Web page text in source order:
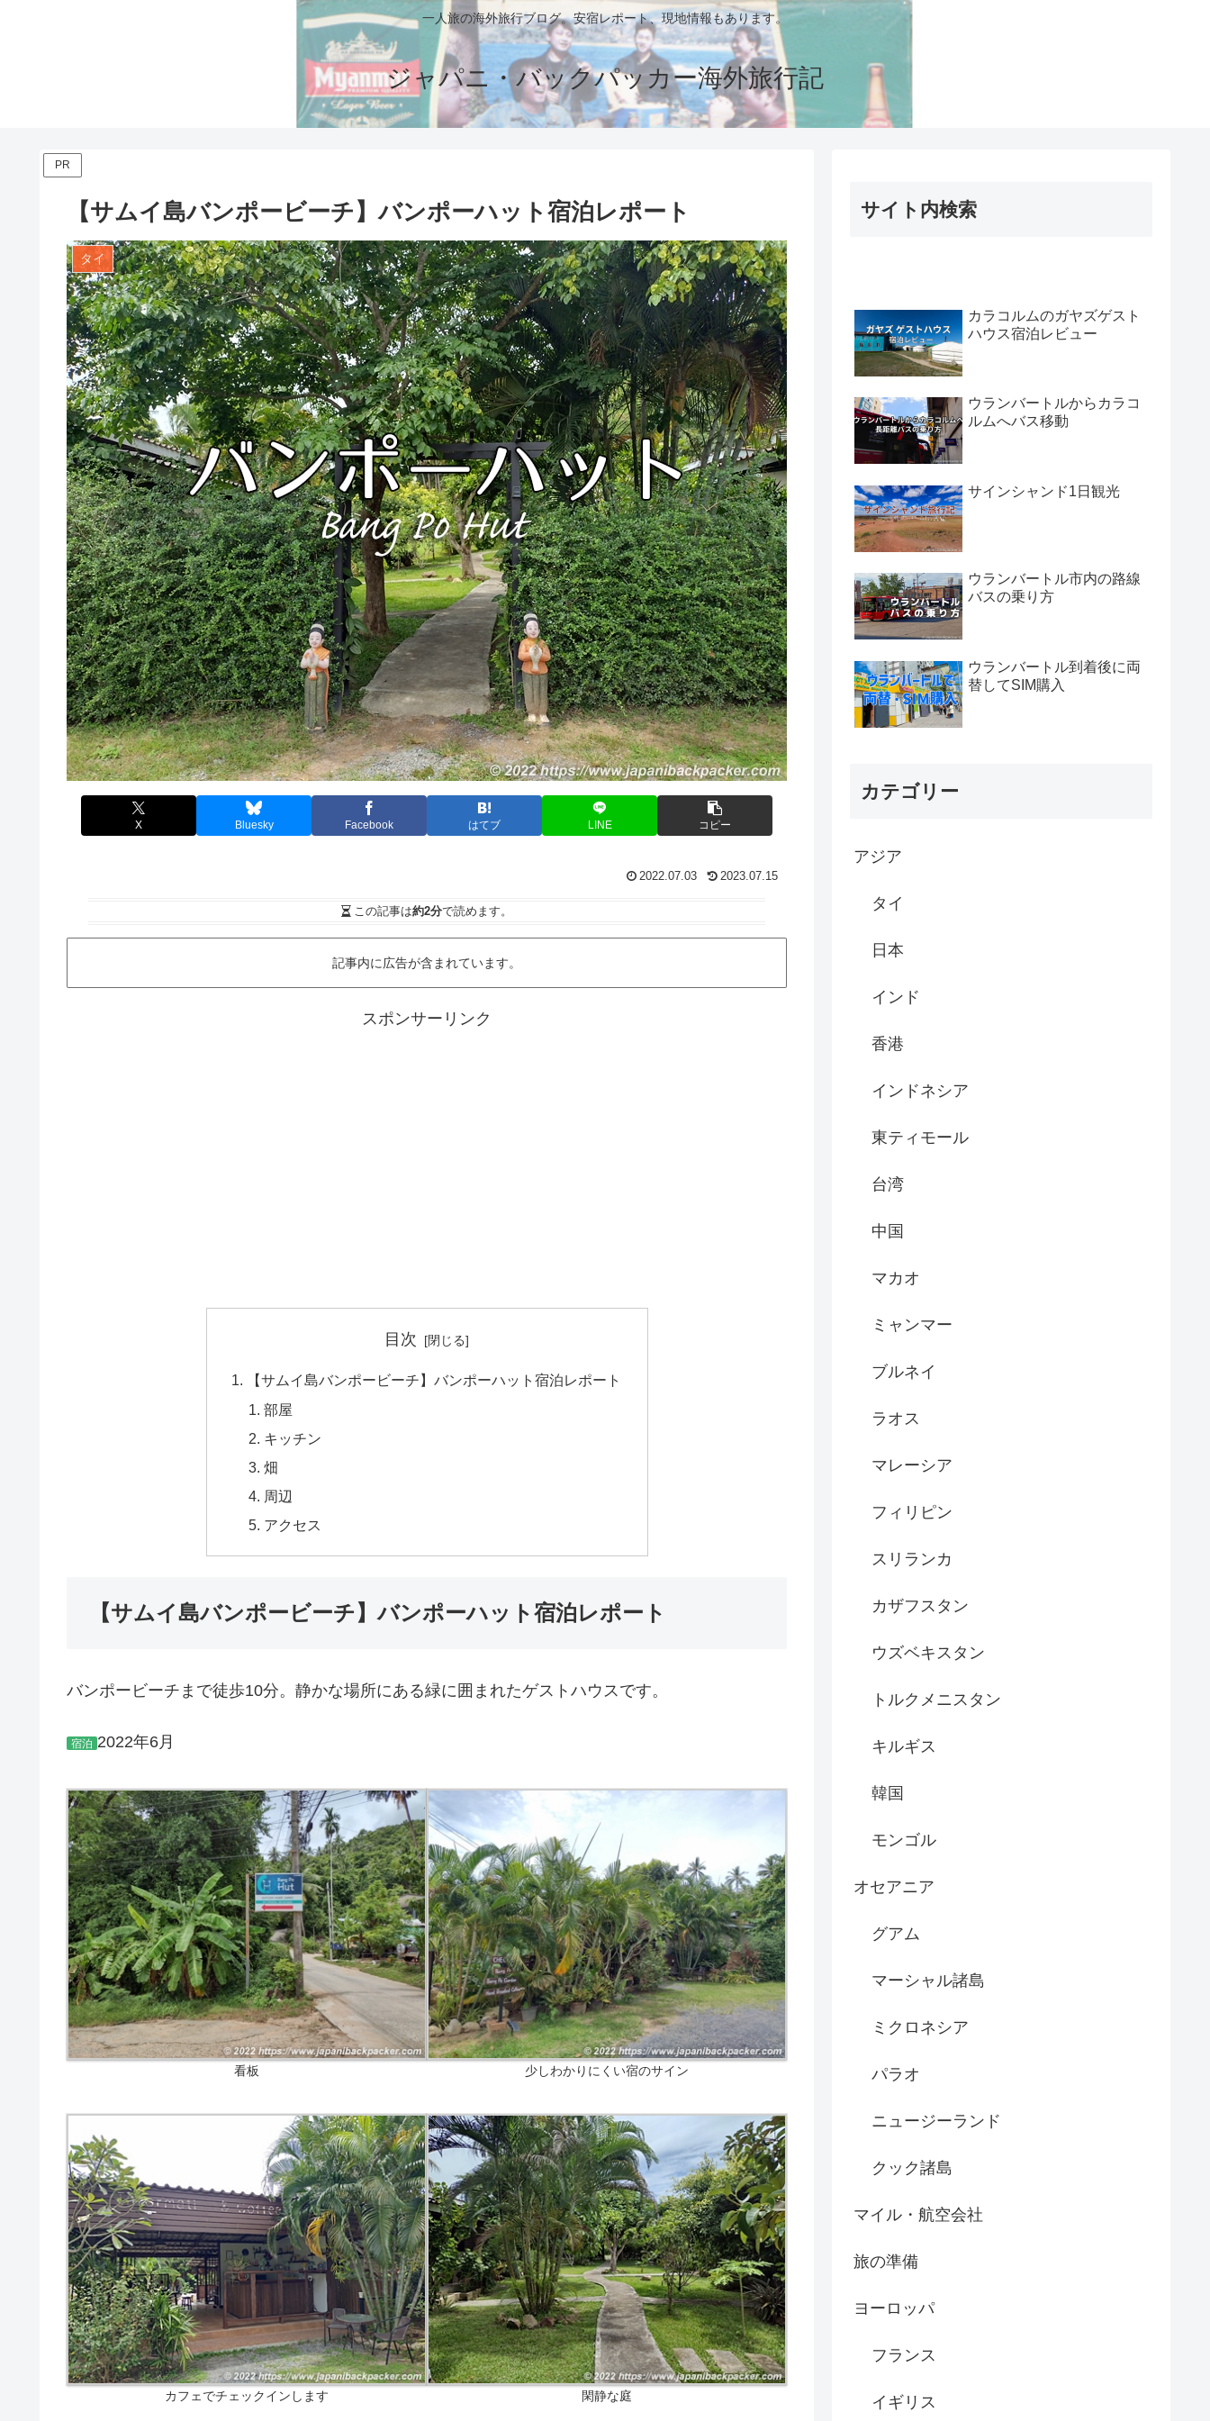
一人旅の海外旅行ブログ。安宿レポート、現地情報もあります。
ジャパニ・バックパッカー海外旅行記
PR
【サムイ島バンポービーチ】バンポーハット宿泊レポート
タイ
X Bluesky Facebook はてブ LINE コピー
2022.07.03 2023.07.15
この記事は約2分で読めます。
記事内に広告が含まれています。
スポンサーリンク
目次
【サムイ島バンポービーチ】バンポーハット宿泊レポート
部屋
キッチン
畑
周辺
アクセス
【サムイ島バンポービーチ】バンポーハット宿泊レポート
バンポービーチまで徒歩10分。静かな場所にある緑に囲まれたゲストハウスです。
宿泊 2022年6月
看板 少しわかりにくい宿のサイン
カフェでチェックインします 閑静な庭
サイト内検索
カラコルムのガヤズゲスト
ハウス宿泊レビュー
ウランバートルからカラコ
ルムへバス移動
サインシャンド1日観光
ウランバートル市内の路線
バスの乗り方
ウランバートル到着後に両
替してSIM購入
カテゴリー
アジア
タイ
日本
インド
香港
インドネシア
東ティモール
台湾
中国
マカオ
ミャンマー
ブルネイ
ラオス
マレーシア
フィリピン
スリランカ
カザフスタン
ウズベキスタン
トルクメニスタン
キルギス
韓国
モンゴル
オセアニア
グアム
マーシャル諸島
ミクロネシア
パラオ
ニュージーランド
クック諸島
マイル・航空会社
旅の準備
ヨーロッパ
フランス
イギリス